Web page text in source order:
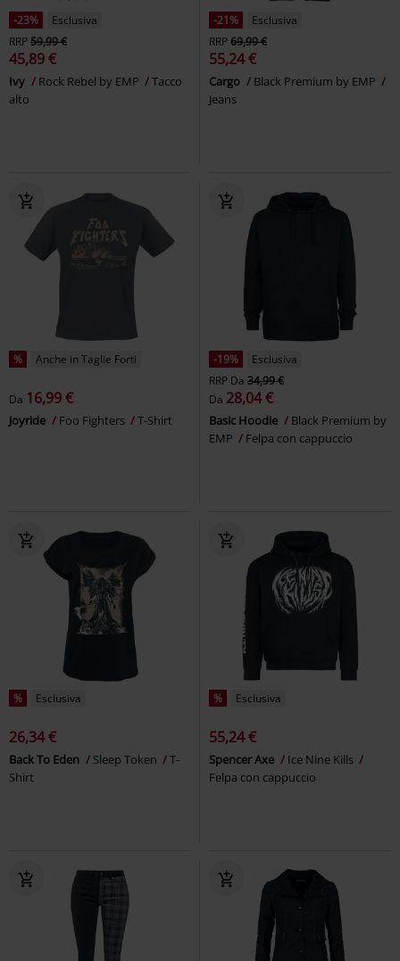
-23%
Esclusiva
RRP59,99 €
45,89 €
Ivy Rock Rebel by EMP
Tacco
alto
-21%
Esclusiva
RRP69,99 €
55,24 €
Cargo
Black Premium by EMP
Jeans
% Anche in Taglie Forti
Da 16,99 €
Joyride Foo Fighters T-Shirt
-19%
Esclusiva
RRP Da 34,99 €
Da 28,04 €
Basic Hoodie
Black Premium by
EMP
Felpa con cappuccio
% Esclusiva
26,34 €
Back To Eden Sleep Token
T-
Shirt
% Esclusiva
55,24 €
Spencer Axe
Ice Nine Kills
Felpa con cappuccio